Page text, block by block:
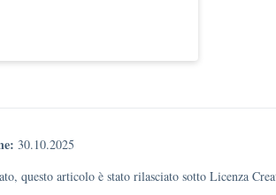
30.10.2025
questo articolo è stato rilasciato sotto Licenza